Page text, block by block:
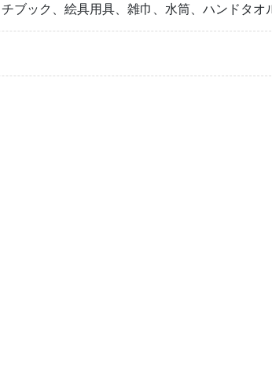
チブック、絵具用具、雑巾、水筒、ハンドタオ